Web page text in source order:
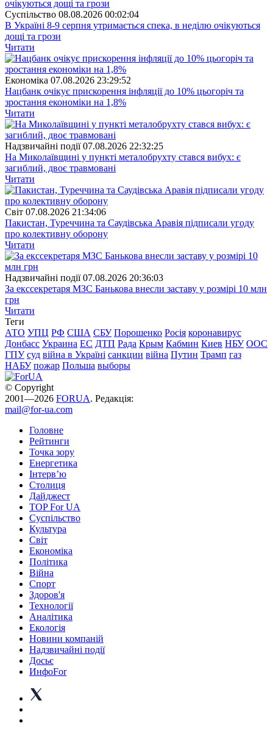
Суспiльство 08.08.2026 00:02:04
В Україні 8-9 серпня утримається спека, в неділю очікуються
дощі та грози
Читати
Економіка 07.08.2026 23:29:52
Нацбанк очікує прискорення інфляції до 10% цьогоріч та
зростання економіки на 1,8%
Читати
Надзвичайні події 07.08.2026 22:32:25
На Миколаївщині у пункті металобрухту стався вибух: є
загиблий, двоє травмовані
Читати
Свiт 07.08.2026 21:34:06
Пакистан, Туреччина та Саудівська Аравія підписали угоду
про колективну оборону
Читати
Надзвичайні події 07.08.2026 20:36:03
За екссекретаря МЗС Банькова внесли заставу у розмірі 10 млн
грн
Читати
Теги
АТО УПЦ РФ США СБУ Порошенко Росія коронавирус
Донбасс Украина ЕС ДТП Рада Крым Кабмин Киев НБУ ООС
ГПУ суд війна в Україні санкции війна Путин Трамп газ
НАБУ пожар Польша выборы
© Copyright
2001—2026 FORUA. Редакція:
mail@for-ua.com
Головне
Рейтинги
Точка зору
Енергетика
Інтерв’ю
Столиця
Дайджест
TOP For UA
Суспiльство
Культура
Світ
Економіка
Політика
Війна
Спорт
Здоров'я
Технології
Аналітика
Екологія
Новини компаній
Надзвичайні події
Досьє
ИнфоFor